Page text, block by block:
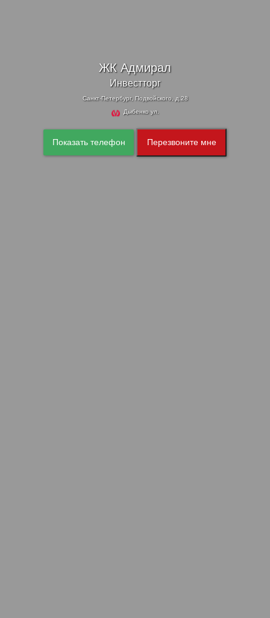
ЖК Адмирал
Инвестторг
Санкт-Петербург, Подвойского, д.28
Дыбенко ул.
Показать телефон Перезвоните мне